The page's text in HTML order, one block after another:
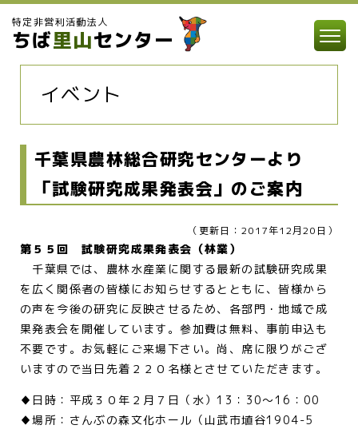
特定非営利活動法人
ちば里山センター
イベント
千葉県農林総合研究センターより
「試験研究成果発表会」のご案内
（更新日：2017年12月20日）
第５５回 試験研究成果発表会（林業）
千葉県では、農林水産業に関する最新の試験研究成果
を広く関係者の皆様にお知らせするとともに、皆様から
の声を今後の研究に反映させるため、各部門・地域で成
果発表会を開催しています。参加費は無料、事前申込も
不要です。お気軽にご来場下さい。尚、席に限りがござ
いますので当日先着２２０名様とさせていただきます。
♦日時：平成３０年２月７日（水）13：30～16：00
♦場所：さんぶの森文化ホール（山武市埴谷1904-5